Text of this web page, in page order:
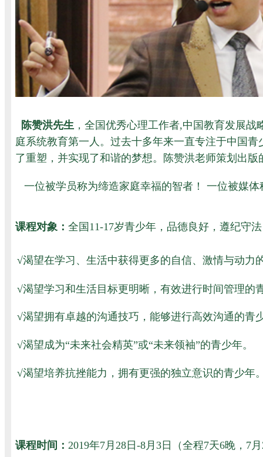
陈赞洪先生 ， 全国优秀心理工作者,中国教育发展战
庭系统教育第一人。过去十多年来一直专注于中国
了重塑，并实现了和谐的梦想。陈赞洪老师策划出
一位被学员称为缔造家庭幸福的智者！ 一位被媒
课程对象： 全国11-17岁青少年，品德良好，遵纪守
√渴望在学习、生活中获得更多的自信、激情与动力
√渴望学习和生活目标更明晰，有效进行时间管理的
√渴望拥有卓越的沟通技巧，能够进行高效沟通的青
√渴望成为“未来社会精英”或“未来领袖”的青少年。
√渴望培养抗挫能力，拥有更强的独立意识的青少年
课程时间： 2019年7月28日-8月3日（全程7天6晚，7